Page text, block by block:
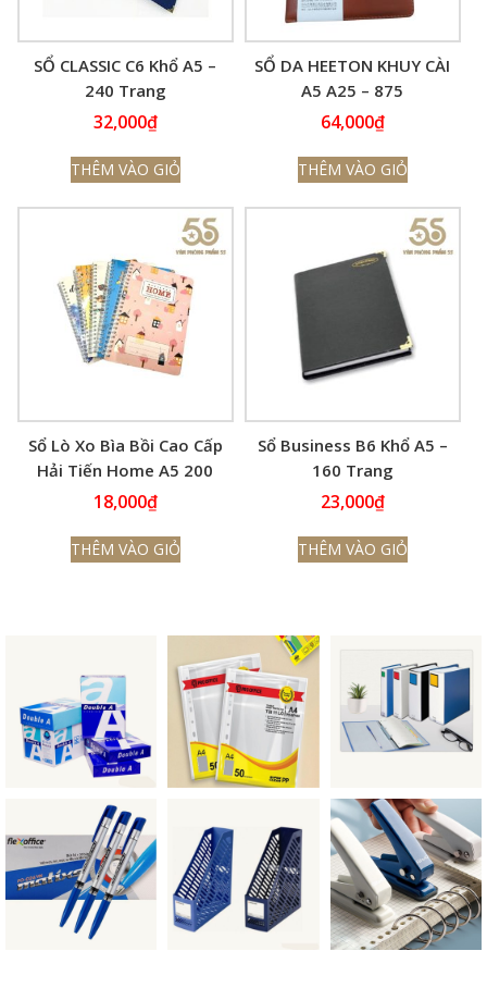
SỔ CLASSIC C6 Khổ A5 –
240 Trang
32,000₫
THÊM VÀO GIỎ
SỔ DA HEETON KHUY CÀI
A5 A25 – 875
64,000₫
THÊM VÀO GIỎ
Sổ Lò Xo Bìa Bồi Cao Cấp
Hải Tiến Home A5 200
Trang 6348
18,000₫
THÊM VÀO GIỎ
Sổ Business B6 Khổ A5 –
160 Trang
23,000₫
THÊM VÀO GIỎ